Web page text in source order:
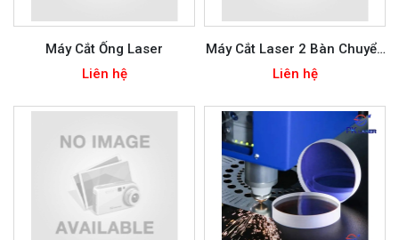
Máy Cắt Ống Laser
Liên hệ
Máy Cắt Laser 2 Bàn Chuyển
Đổi
Liên hệ